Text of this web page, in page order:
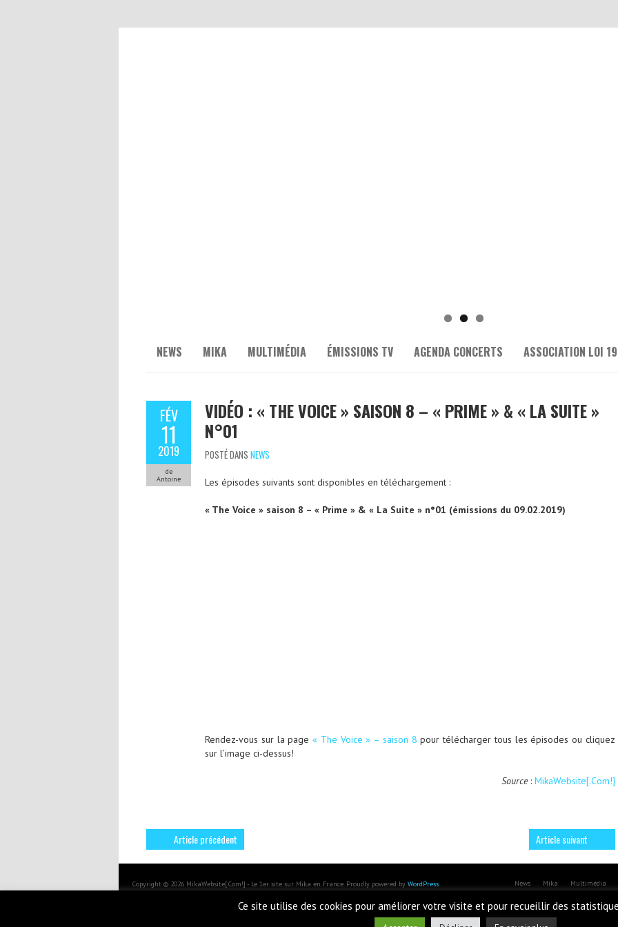
NEWS MIKA MULTIMÉDIA ÉMISSIONS TV AGENDA CONCERTS ASSOCIATION LOI
FÉV
11
2019
de
Antoine
VIDÉO : « THE VOICE » SAISON 8 – « PRIME » & « LA SUITE »
N°01
POSTÉ DANS NEWS
Les épisodes suivants sont disponibles en téléchargement :
« The Voice » saison 8 – « Prime » & « La Suite » n°01 (émissions du 09.02.2019)
Rendez-vous sur la page« The Voice » – saison 8 pour télécharger tous les épisodes ou cliquez
sur l’image ci-dessus!
Source: MikaWebsite[.Com!]
Article précédent Article suivant
Copyright © 2026 MikaWebsite[.Com!] - Le 1er site sur Mika en France. Proudly powered by WordPress.
News Mika Multimédia
Ce site utilise des cookies pour améliorer votre visite et pour recueillir des